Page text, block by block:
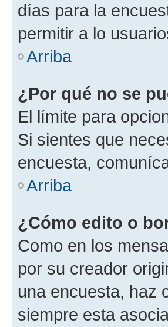
días para la
permitir a lo
Arriba
¿Por qué no se
El límite para
Si sientes que
encuesta,
Arriba
¿Cómo edito o
Como en los
por su creador
una encuesta, haz
siempre esta